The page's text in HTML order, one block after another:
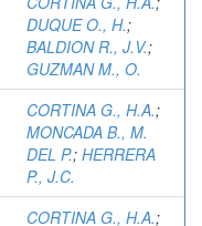
DUQUE O., H.;
BALDION R., J.V.;
GUZMAN M., O.
CORTINA G., H.A.;
MONCADA B., M.
DEL P.; HERRERA
P., J.C.
CORTINA G., H.A.;